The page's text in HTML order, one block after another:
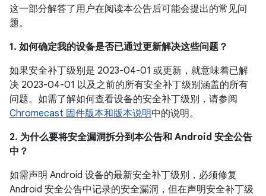
这一部分解答了用户在阅读本公告后可能会提出的常见问
题。
1. 如何确定我的设备是否已通过更新解决这些问题？
如果安全补丁级别是 2023-04-01 或更新，就意味着已解
决 2023-04-01 以及之前的所有安全补丁级别涵盖的所有
问题。如需了解如何查看设备的安全补丁级别，请参阅
Chromecast 固件版本和版本说明中的说明。
2. 为什么要将安全漏洞拆分到本公告和 Android 安全公告
中？
如需声明 Android 设备的最新安全补丁级别，必须修复
Android 安全公告中记录的安全漏洞，但在声明安全补丁级